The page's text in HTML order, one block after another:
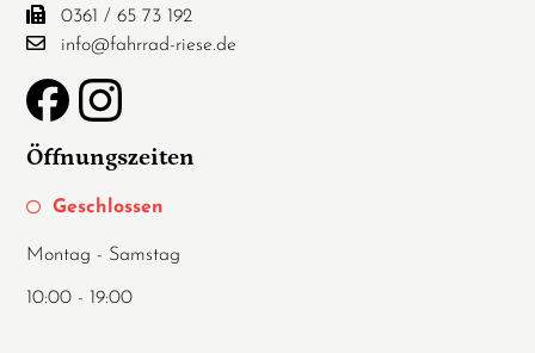
0361 / 65 73 192
info@fahrrad-riese.de
Öffnungszeiten
Geschlossen
Montag - Samstag
10:00 - 19:00